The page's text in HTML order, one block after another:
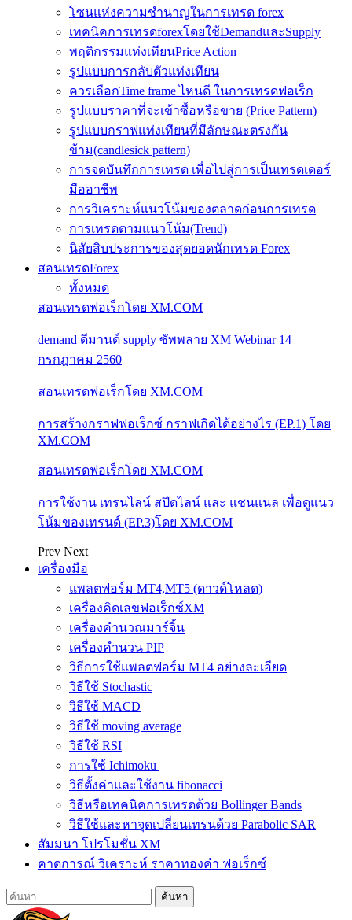
โซนแห่งความชำนาญในการเทรด forex
เทคนิคการเทรดforexโดยใช้DemandและSupply
พฤติกรรมแท่งเทียนPrice Action
รูปแบบการกลับตัวแท่งเทียน
ควรเลือกTime frame ไหนดี ในการเทรดฟอเร็ก
รูปแบบราคาที่จะเข้าซื้อหรือขาย (Price Pattern)
รูปแบบกราฟแท่งเทียนที่มีลักษณะตรงกัน
ข้าม(candlesick pattern)
การจดบันทึกการเทรด เพื่อไปสู่การเป็นเทรดเดอร์
มืออาชีพ
การวิเคราะห์แนวโน้มของตลาดก่อนการเทรด
การเทรดตามแนวโน้ม(Trend)
นิสัยสิบประการของสุดยอดนักเทรด Forex
สอนเทรดForex
ทั้งหมด
สอนเทรดฟอเร็กโดย XM.COM
demand ดีมานด์ supply ซัพพลาย XM Webinar 14
กรกฎาคม 2560
สอนเทรดฟอเร็กโดย XM.COM
การสร้างกราฟฟอเร็กซ์ กราฟเกิดได้อย่างไร (EP.1) โดย
XM.COM
สอนเทรดฟอเร็กโดย XM.COM
การใช้งาน เทรนไลน์ สปีดไลน์ และ แชนแนล เพื่อดูแนว
โน้มของเทรนด์ (EP.3)โดย XM.COM
Prev Next
เครื่องมือ
แพลตฟอร์ม MT4,MT5 (ดาวด์โหลด)
เครื่องคิดเลขฟอเร็กซ์XM
เครื่องคำนวณมาร์จิ้น
เครื่องคำนวน PIP
วิธีการใช้แพลตฟอร์ม MT4 อย่างละเอียด
วิธีใช้ Stochastic
วิธีใช้ MACD
วิธีใช้ moving average
วิธีใช้ RSI
การใช้ Ichimoku
วิธีตั้งค่าและใช้งาน fibonacci
วิธีหรือเทคนิคการเทรดด้วย Bollinger Bands
วิธีใช้และหาจุดเปลี่ยนเทรนด้วย Parabolic SAR
สัมมนา โปรโมชั่น XM
คาดการณ์ วิเคราะห์ ราคาทองคำ ฟอเร็กซ์